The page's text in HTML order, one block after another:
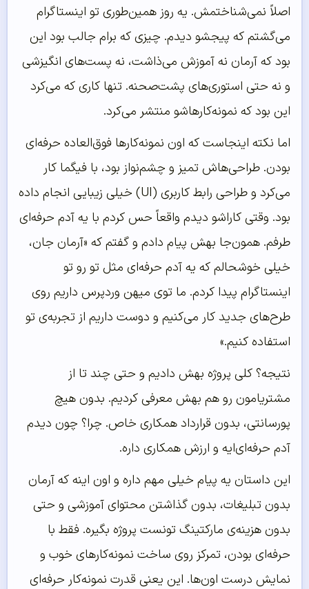
اصلاً نمی‌شناختمش. یه روز همین‌طوری تو اینستاگرام
می‌گشتم که پیجشو دیدم. چیزی که برام جالب بود این
بود که آرمان نه آموزش می‌ذاشت، نه پست‌های انگیزشی
و نه حتی استوری‌های پشت‌صحنه. تنها کاری که می‌کرد
این بود که نمونه‌کارهاشو منتشر می‌کرد.
اما نکته اینجاست که اون نمونه‌کارها فوق‌العاده حرفه‌ای
بودن. طراحی‌هاش تمیز و چشم‌نواز بود، با فیگما کار
می‌کرد و طراحی رابط کاربری (UI) خیلی زیبایی انجام داده
بود. وقتی کاراشو دیدم واقعاً حس کردم با یه آدم حرفه‌ای
طرفم. همون‌جا بهش پیام دادم و گفتم که «آرمان جان،
خیلی خوشحالم که یه آدم حرفه‌ای مثل تو رو تو
اینستاگرام پیدا کردم. ما توی میهن وردپرس داریم روی
طرح‌های جدید کار می‌کنیم و دوست داریم از تجربه‌ی تو
استفاده کنیم.»
نتیجه؟ کلی پروژه بهش دادیم و حتی چند تا از
مشتریامون رو هم بهش معرفی کردیم. بدون هیچ
پورسانتی، بدون قرارداد همکاری خاص. چرا؟ چون دیدم
آدم حرفه‌ای‌ایه و ارزش همکاری داره.
این داستان یه پیام خیلی مهم داره و اون اینه‌ که آرمان
بدون تبلیغات، بدون گذاشتن محتوای آموزشی و حتی
بدون هزینه‌ی مارکتینگ تونست پروژه بگیره. فقط با
حرفه‌ای بودن، تمرکز روی ساخت نمونه‌کارهای خوب و
نمایش درست اون‌ها. این یعنی قدرت نمونه‌کار حرفه‌ای